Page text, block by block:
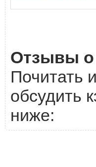
Отзывы о
Почитать
обсудить
ниже: